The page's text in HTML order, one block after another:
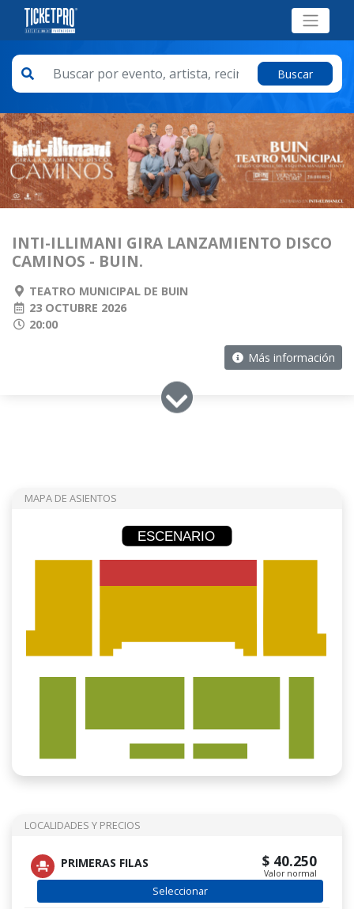
Buscar
INTI-ILLIMANI GIRA LANZAMIENTO DISCO
CAMINOS - BUIN.
TEATRO MUNICIPAL DE BUIN
23 OCTUBRE 2026
20:00
Más información
MAPA DE ASIENTOS
ESCENARIO
LOCALIDADES Y PRECIOS
PRIMERAS FILAS $ 40.250
Valor normal
Seleccionar